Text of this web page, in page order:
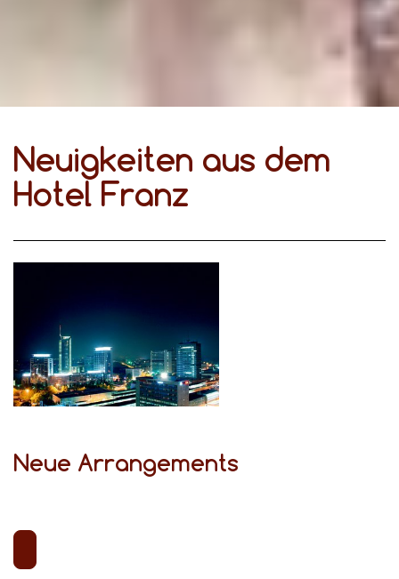
Neuigkeiten aus dem
Hotel Franz
Neue Arrangements